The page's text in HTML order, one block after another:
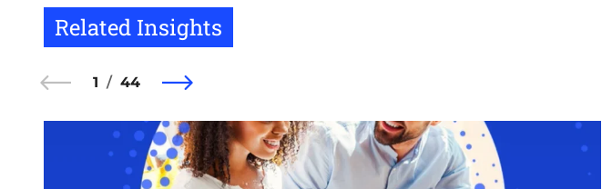
Related Insights
1 44